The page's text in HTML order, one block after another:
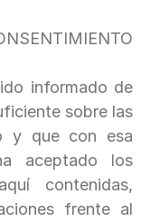
informado de
sobre las
y que con esa
aceptado los
contenidas,
frente al